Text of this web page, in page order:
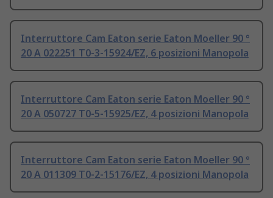
Interruttore Cam Eaton serie Eaton Moeller 90 °
20 A 022251 T0-3-15924/EZ, 6 posizioni Manopola
Interruttore Cam Eaton serie Eaton Moeller 90 °
20 A 050727 T0-5-15925/EZ, 4 posizioni Manopola
Interruttore Cam Eaton serie Eaton Moeller 90 °
20 A 011309 T0-2-15176/EZ, 4 posizioni Manopola